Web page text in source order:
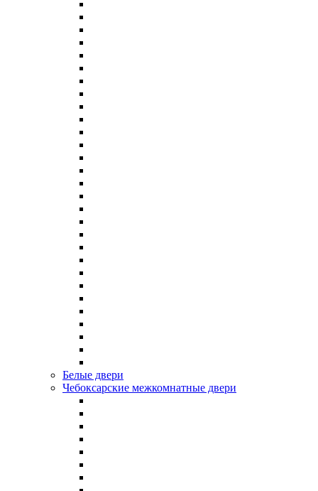
Белые двери
Чебоксарские межкомнатные двери